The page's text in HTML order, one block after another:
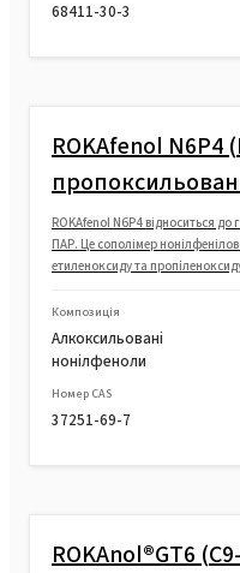
68411-30-3
ROKAfenol N6P4
ROKAfenol N6P4 відноситься до
ПАР. Це сополімер
етиленоксиду та
Композиція
Алкоксильовані
нонілфеноли
Номер CAS
37251-69-7
ROKAnol®GT6